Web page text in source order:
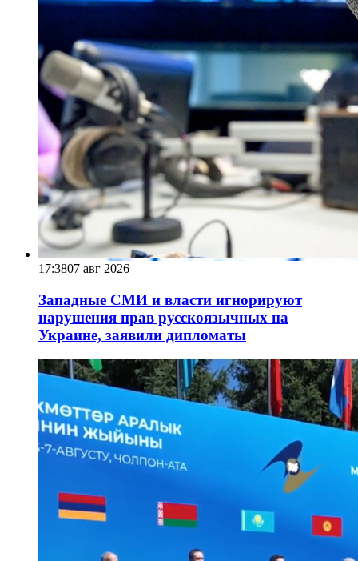
17:3807 авг 2026
Западные СМИ и власти игнорируют
нарушения прав русскоязычных на
Украине, заявили дипломаты